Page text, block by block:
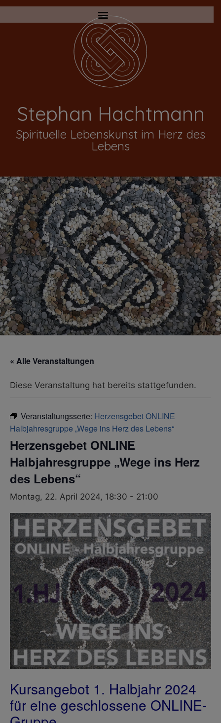
Stephan Hachtmann
Spirituelle Lebenskunst im Herz des
Lebens
« Alle Veranstaltungen
Diese Veranstaltung hat bereits stattgefunden.
Veranstaltungsserie: Herzensgebet ONLINE
Halbjahresgruppe „Wege ins Herz des Lebens“
Herzensgebet ONLINE
Halbjahresgruppe „Wege ins Herz
des Lebens“
Montag, 22. April 2024, 18:30 - 21:00
Kursangebot 1. Halbjahr 2024
für eine geschlossene ONLINE-